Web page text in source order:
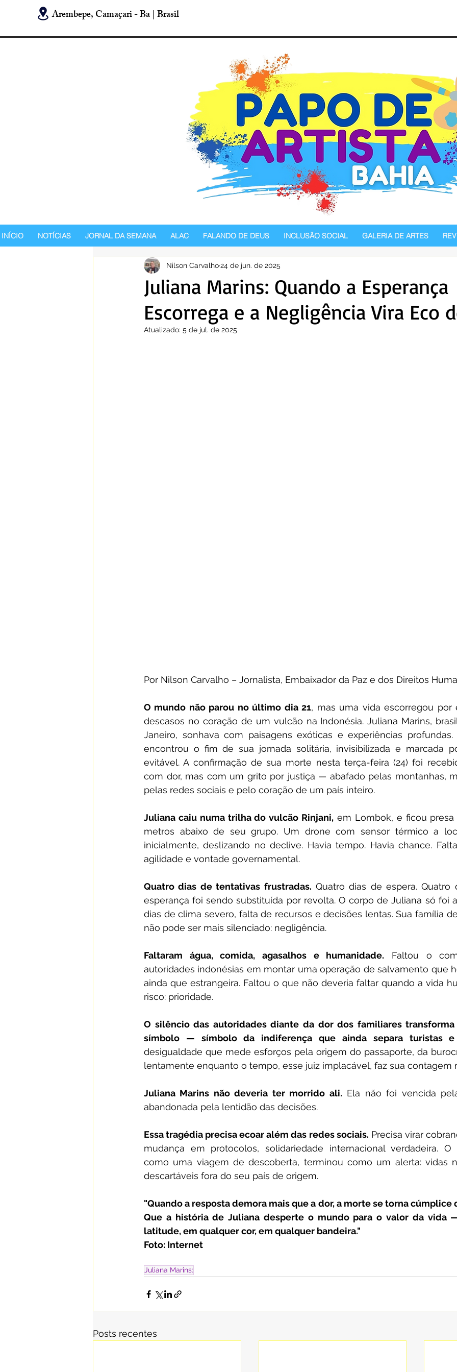
Arembepe, Camaçari - Ba | Brasil
INÍCIO NOTÍCIAS JORNAL DA SEMANA ALAC FALANDO DE DEUS INCLUSÃO SOCIAL GALERIA DE ARTES
Juliana Marins: Quando a Esperança
Escorrega e a Negligência Vira Eco
Nilson Carvalho24 de jun. de 2025
Atualizado: 5 de jul. de 2025
Por Nilson Carvalho – Jornalista, Embaixador da Paz e dos Direitos
O mundo não parou no último dia 21, mas uma vida escorregou por
descasos no coração de um vulcão na Indonésia. Juliana Marins,
Janeiro, sonhava com paisagens exóticas e experiências
encontrou o fim de sua jornada solitária, invisibilizada e marcada
evitável. A confirmação de sua morte nesta terça-feira (24) foi
com dor, mas com um grito por justiça — abafado pelas montanhas,
pelas redes sociais e pelo coração de um país inteiro.
Juliana caiu numa trilha do vulcão Rinjani, em Lombok, e ficou
metros abaixo de seu grupo. Um drone com sensor térmico a
inicialmente, deslizando no declive. Havia tempo. Havia chance.
agilidade e vontade governamental.
Quatro dias de tentativas frustradas. Quatro dias de espera.
esperança foi sendo substituída por revolta. O corpo de Juliana só foi
dias de clima severo, falta de recursos e decisões lentas. Sua família
não pode ser mais silenciado: negligência.
Faltaram água, comida, agasalhos e humanidade. Faltou o
autoridades indonésias em montar uma operação de salvamento que
ainda que estrangeira. Faltou o que não deveria faltar quando a vida
risco: prioridade.
O silêncio das autoridades diante da dor dos familiares transforma
símbolo — símbolo da indiferença que ainda separa turistas e
desigualdade que mede esforços pela origem do passaporte, da
lentamente enquanto o tempo, esse juiz implacável, faz sua contagem
Juliana Marins não deveria ter morrido ali. Ela não foi vencida
abandonada pela lentidão das decisões.
Essa tragédia precisa ecoar além das redes sociais. Precisa virar
mudança em protocolos, solidariedade internacional verdadeira.
como uma viagem de descoberta, terminou como um alerta: vidas
descartáveis fora do seu país de origem.
"Quando a resposta demora mais que a dor, a morte se torna cúmplice
Que a história de Juliana desperte o mundo para o valor da vida
latitude, em qualquer cor, em qualquer bandeira."
Foto: Internet
Juliana Marins:
Posts recentes